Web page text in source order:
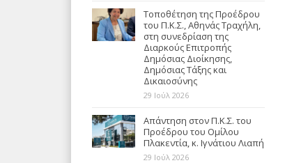
Τοποθέτηση της Προέδρου
του Π.Κ.Σ., Αθηνάς Τραχήλη,
στη συνεδρίαση της
Διαρκούς Επιτροπής
Δημόσιας Διοίκησης,
Δημόσιας Τάξης και
Δικαιοσύνης
29 Ιούλ 2026
Απάντηση στον Π.Κ.Σ. του
Προέδρου του Ομίλου
Πλακεντία, κ. Ιγνάτιου Λιαπή
29 Ιούλ 2026